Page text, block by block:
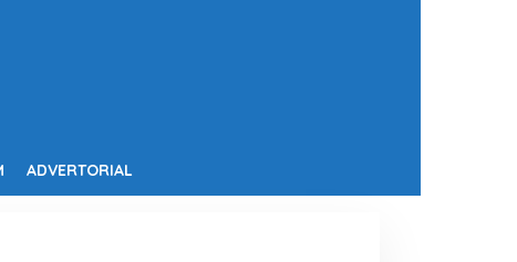
ADVERTORIAL